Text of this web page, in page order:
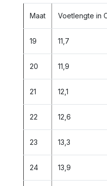
Maat Voetlengte in
19 11,7
20 11,9
21 12,1
22 12,6
23 13,3
24 13,9